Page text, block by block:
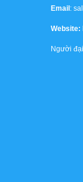
Email :
Website:
Người